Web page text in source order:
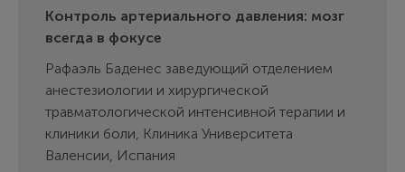
Контроль артериального давления: мозг
всегда в фокусе
Рафаэль Баденес заведующий отделением
анестезиологии и хирургической
травматологической интенсивной терапии и
клиники боли, Клиника Университета
Валенсии, Испания